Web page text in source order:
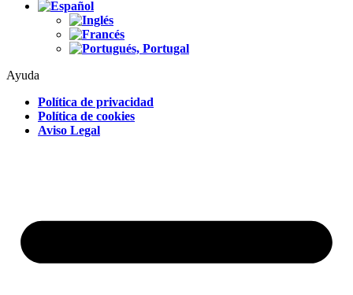
Ayuda
Política de privacidad
Política de cookies
Aviso Legal